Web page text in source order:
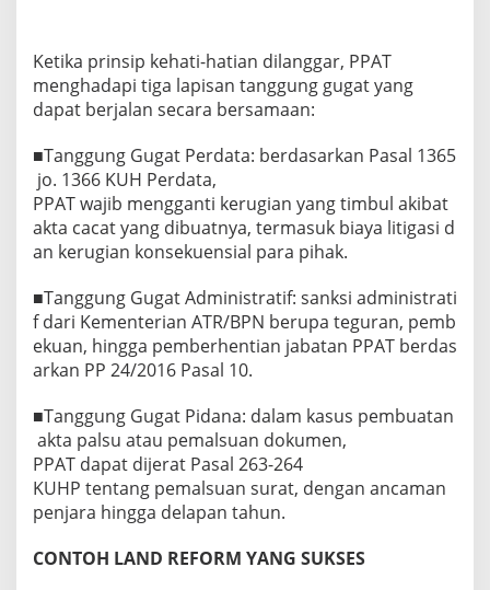
Ketika prinsip kehati-hatian dilanggar, PPAT
menghadapi tiga lapisan tanggung gugat yang
dapat berjalan secara bersamaan:
■Tanggung Gugat Perdata: berdasarkan Pasal 1365
jo. 1366 KUH Perdata,
PPAT wajib mengganti kerugian yang timbul akibat
akta cacat yang dibuatnya, termasuk biaya litigasi d
an kerugian konsekuensial para pihak.
■Tanggung Gugat Administratif: sanksi administrati
f dari Kementerian ATR/BPN berupa teguran, pemb
ekuan, hingga pemberhentian jabatan PPAT berdas
arkan PP 24/2016 Pasal 10.
■Tanggung Gugat Pidana: dalam kasus pembuatan
akta palsu atau pemalsuan dokumen,
PPAT dapat dijerat Pasal 263-264
KUHP tentang pemalsuan surat, dengan ancaman
penjara hingga delapan tahun.
CONTOH LAND REFORM YANG SUKSES